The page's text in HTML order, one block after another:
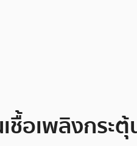
เพลิงกระตุ้